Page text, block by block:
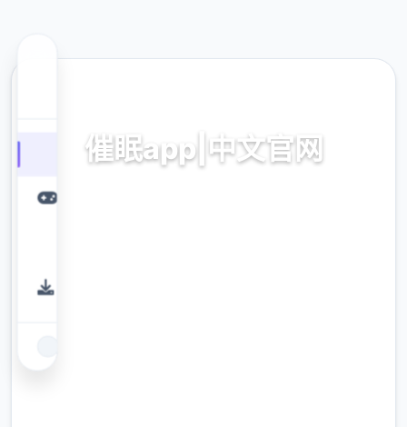
催眠app|中文官网